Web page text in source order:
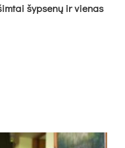
šyp­se­nų ir vie­nas